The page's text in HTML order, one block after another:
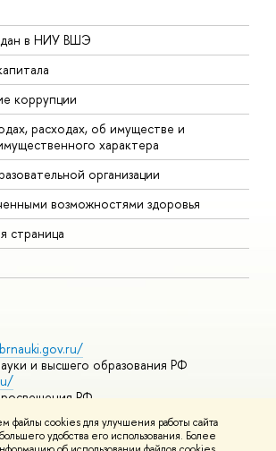
файлы cookies для улучшения работы сайта
удобства его использования. Более
в НИУ ВШЭ
коррупции
расходах, об имуществе и
характера
организации
возможностями здоровья
страница
и высшего образования РФ
РФ
онлайн-курсы